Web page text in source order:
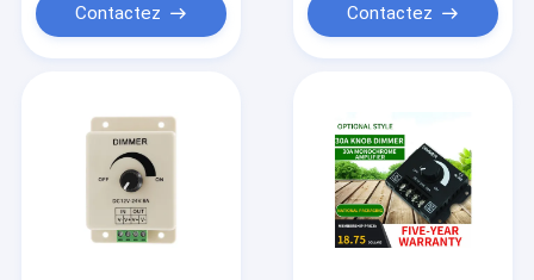
Contactez Contactez